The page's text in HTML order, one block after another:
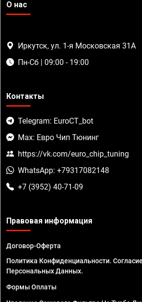
О нас
Иркутск, ул. 1-я Московская 31А
Пн-Сб | 09:00 - 19:00
Контакты
Telegram: EuroCT_bot
Max: Евро Чип Тюнинг
https://vk.com/euro_chip_tuning
WhatsApp: +79317082148
+7 (3952) 40-71-09
Правовая информация
Договор-Оферта
Политика Конфиденциальности.
Персональных Данных.
Формы Оплаты